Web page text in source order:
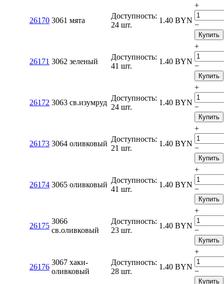
26170 3061 мята
Доступность:
24 шт.
1.40 BYN
+
−
Купить
26171 3062 зеленый
Доступность:
41 шт.
1.40 BYN
+
−
Купить
26172 3063 св.изумруд
Доступность:
24 шт.
1.40 BYN
+
−
Купить
26173 3064 оливковый
Доступность:
21 шт.
1.40 BYN
+
−
Купить
26174 3065 оливковый
Доступность:
41 шт.
1.40 BYN
+
−
Купить
26175
3066
св.оливковый
Доступность:
23 шт.
1.40 BYN
+
−
Купить
26176
3067 хаки-
оливковый
Доступность:
28 шт.
1.40 BYN
+
−
Купить